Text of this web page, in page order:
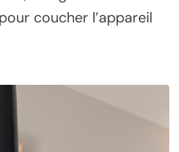
coucher l’appareil